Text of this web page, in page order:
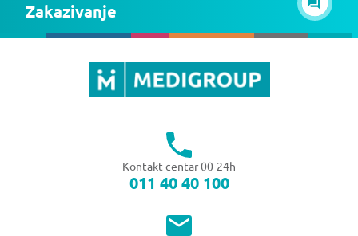
Zakazivanje
Kontakt centar 00-24h
011 40 40 100